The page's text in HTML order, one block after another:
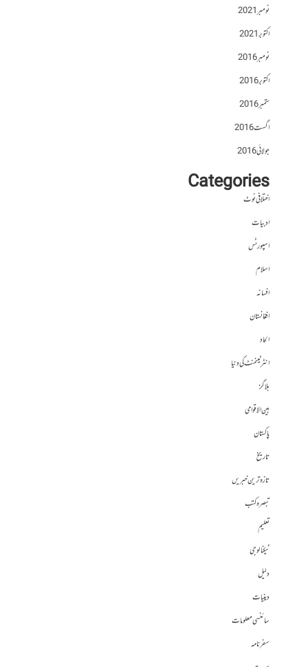
نومبر 2021
اکتوبر 2021
نومبر 2016
اکتوبر 2016
ستمبر 2016
اگست 2016
جولائی 2016
Categories
اختلافی نوٹ
ادبیات
اسپورٹس
اسلام
افسانہ
افغانستان
الحاد
انٹرٹینمنٹ کی دنیا
بلاگز
بین الاقوامی
پاکستان
تاریخ
تازہ ترین خبریں
تبصرہ کتب
تعلیم
ٹیکنالوجی
دلیل
دینیات
سائنسی معلومات
سفرنامہ